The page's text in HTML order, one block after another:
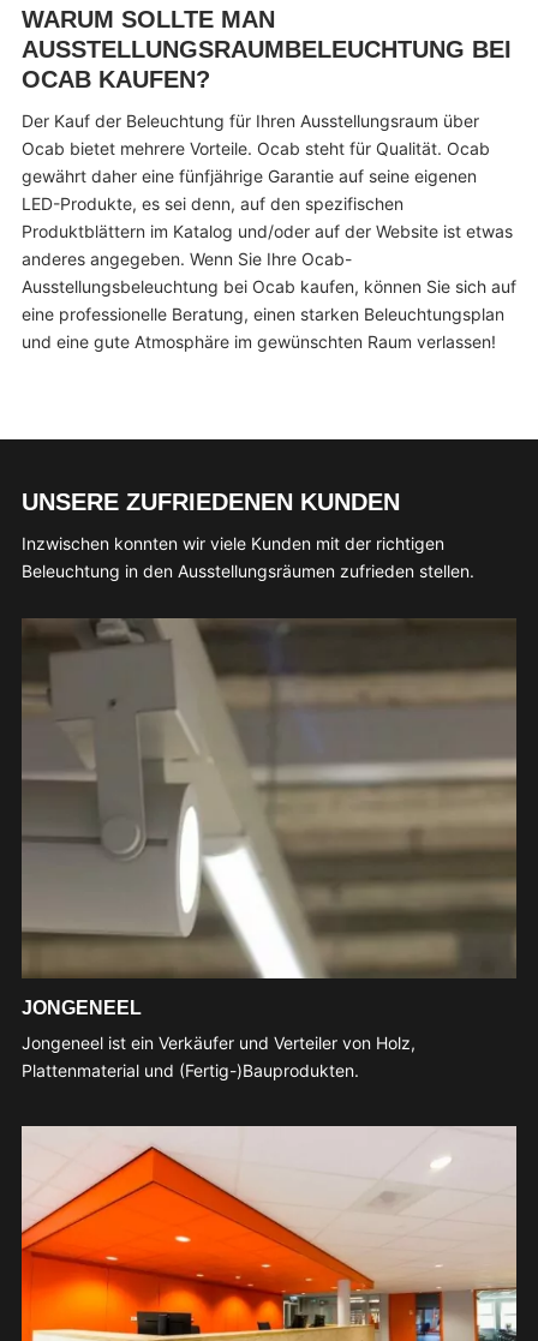
WARUM SOLLTE MAN
AUSSTELLUNGSRAUMBELEUCHTUNG BEI
OCAB KAUFEN?
Der Kauf der Beleuchtung für Ihren Ausstellungsraum über
Ocab bietet mehrere Vorteile. Ocab steht für Qualität. Ocab
gewährt daher eine fünfjährige Garantie auf seine eigenen
LED-Produkte, es sei denn, auf den spezifischen
Produktblättern im Katalog und/oder auf der Website ist etwas
anderes angegeben. Wenn Sie Ihre Ocab-
Ausstellungsbeleuchtung bei Ocab kaufen, können Sie sich auf
eine professionelle Beratung, einen starken Beleuchtungsplan
und eine gute Atmosphäre im gewünschten Raum verlassen!
UNSERE ZUFRIEDENEN KUNDEN
Inzwischen konnten wir viele Kunden mit der richtigen
Beleuchtung in den Ausstellungsräumen zufrieden stellen.
JONGENEEL
Jongeneel ist ein Verkäufer und Verteiler von Holz,
Plattenmaterial und (Fertig-)Bauprodukten.